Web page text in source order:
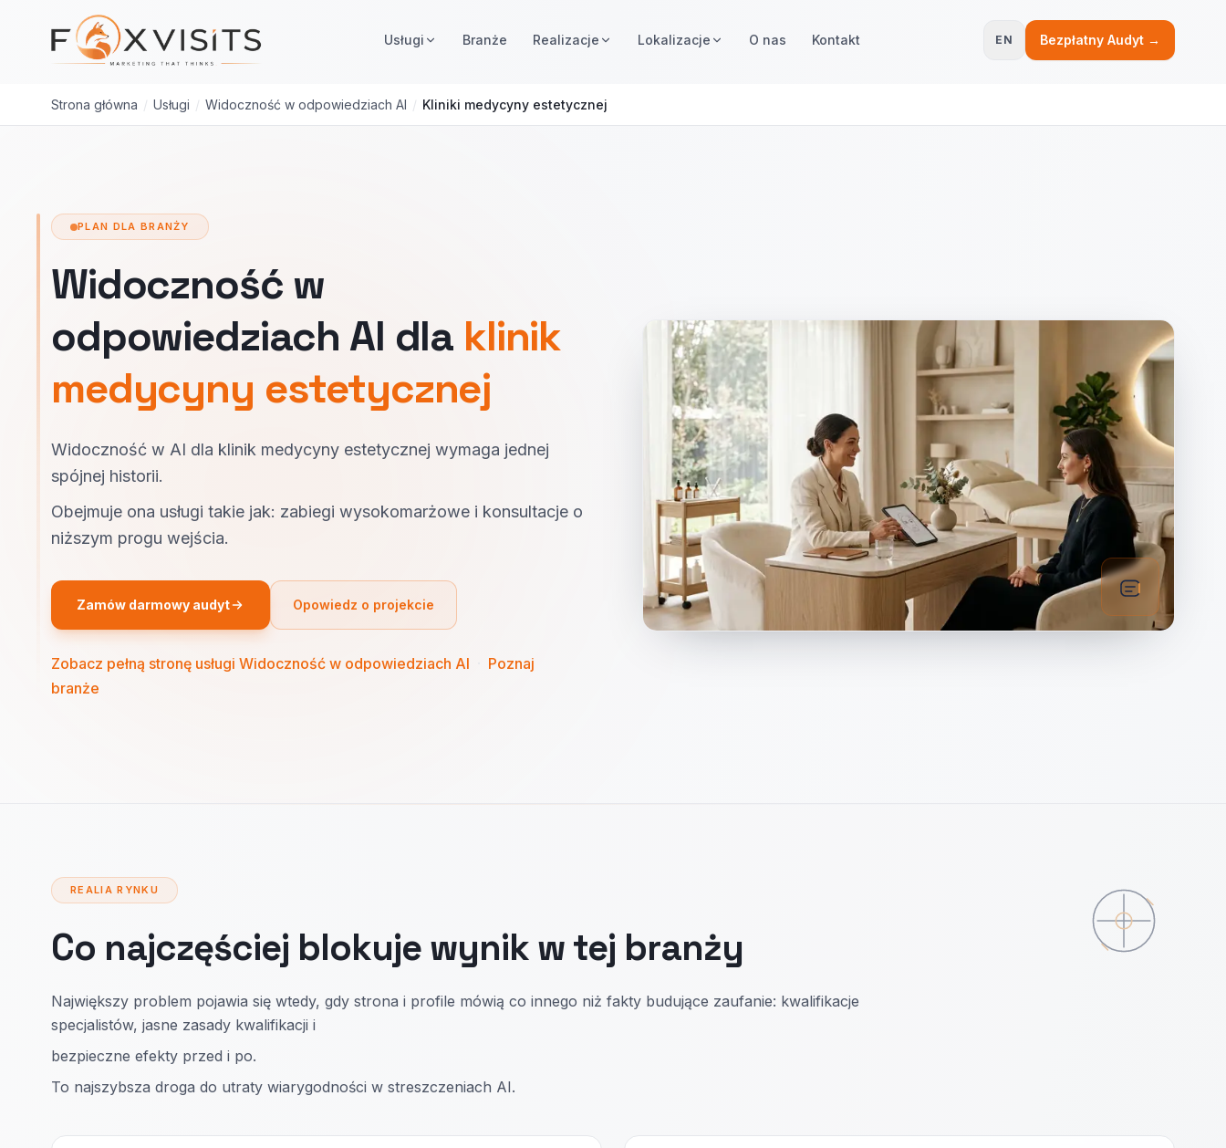
Przejdź do treści głównej
Usługi Branże Realizacje Lokalizacje O nas Kontakt EN Bezpłatny Audyt →
Strona główna / Usługi / Widoczność w odpowiedziach AI / Kliniki medycyny estetycznej
PLAN DLA BRANŻY
Widoczność w
odpowiedziach AI dla klinik
medycyny estetycznej
Widoczność w AI dla klinik medycyny estetycznej wymaga jednej
spójnej historii.
Obejmuje ona usługi takie jak: zabiegi wysokomarżowe i konsultacje o
niższym progu wejścia.
Zamów darmowy audyt Opowiedz o projekcie
Zobacz pełną stronę usługi Widoczność w odpowiedziach AI
Poznaj
branże
REALIA RYNKU
Co najczęściej blokuje wynik w tej branży
Największy problem pojawia się wtedy, gdy strona i profile mówią co innego niż fakty budujące zaufanie: kwalifikacje
specjalistów, jasne zasady kwalifikacji i
bezpieczne efekty przed i po.
To najszybsza droga do utraty wiarygodności w streszczeniach AI.